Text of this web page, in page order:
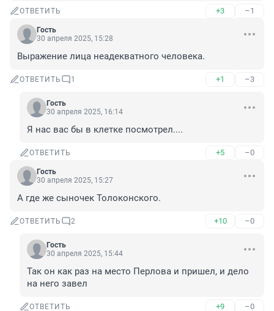
ОТВЕТИТЬ +3 –1
Гость
30 апреля 2025, 15:28
Выражение лица неадекватного человека.
ОТВЕТИТЬ 1 +1 –3
Гость
30 апреля 2025, 16:14
Я нас вас бы в клетке посмотрел....
ОТВЕТИТЬ +5 –0
Гость
30 апреля 2025, 15:27
А где же сыночек Толоконского.
ОТВЕТИТЬ 2 +10 –0
Гость
30 апреля 2025, 15:44
Так он как раз на место Перлова и пришел, и дело
на него завел
ОТВЕТИТЬ +9 –0